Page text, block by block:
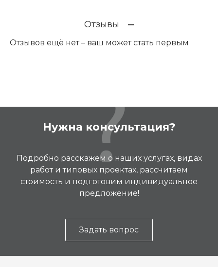
Отзывы
Отзывов ещё нет – ваш может стать первым
Нужна консультация?
Подробно расскажем о наших услугах, видах
работ и типовых проектах, рассчитаем
стоимость и подготовим индивидуальное
предложение!
Задать вопрос